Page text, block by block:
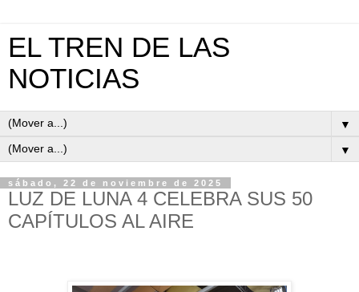
EL TREN DE LAS
NOTICIAS
▼
▼
sábado, 22 de noviembre de 2025
LUZ DE LUNA 4 CELEBRA SUS 50
CAPÍTULOS AL AIRE